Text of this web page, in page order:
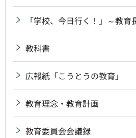
「学校、今日行く！」～教育
教科書
広報紙「こうとうの教育」
教育理念・教育計画
教育委員会会議録